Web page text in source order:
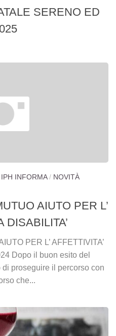
Sessualità e Genitorialità
SERENO ED
IPH INFORMA/ NOVITÀ
AIUTO PER L’
DISABILITA’
PER L’ AFFETTIVITA’
Dopo il buon esito del
proseguire il percorso con
che...